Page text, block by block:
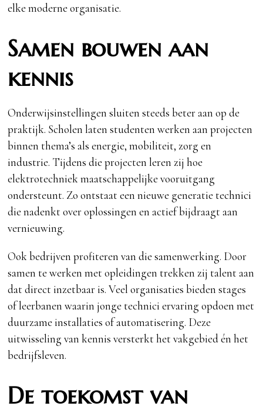
elke moderne organisatie.
Samen bouwen aan
kennis
Onderwijsinstellingen sluiten steeds beter aan op de
praktijk. Scholen laten studenten werken aan projecten
binnen thema’s als energie, mobiliteit, zorg en
industrie. Tijdens die projecten leren zij hoe
elektrotechniek maatschappelijke vooruitgang
ondersteunt. Zo ontstaat een nieuwe generatie technici
die nadenkt over oplossingen en actief bijdraagt aan
vernieuwing.
Ook bedrijven profiteren van die samenwerking. Door
samen te werken met opleidingen trekken zij talent aan
dat direct inzetbaar is. Veel organisaties bieden stages
of leerbanen waarin jonge technici ervaring opdoen met
duurzame installaties of automatisering. Deze
uitwisseling van kennis versterkt het vakgebied én het
bedrijfsleven.
De toekomst van